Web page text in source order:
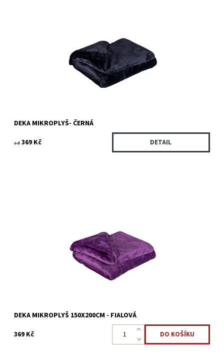
Skladem >5 ks
1679/150
DEKA MIKROPLYŠ- ČERNÁ
od 369 Kč DETAIL
Skladem >5 ks
15365355
DEKA MIKROPLYŠ 150X200CM - FIALOVÁ
369 Kč